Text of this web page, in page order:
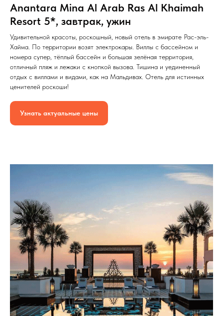
Anantara Mina Al Arab Ras Al Khaimah
Resort 5*, завтрак, ужин
Удивительной красоты, роскошный, новый отель в эмирате Рас-эль-
Хайма. По территории возят электрокары. Виллы с бассейном и
номера супер, тёплый бассейн и большая зелёная территория,
отличный пляж и лежаки с кнопкой вызова. Тишина и уединенный
отдых с виллами и видами, как на Мальдивах. Отель для истинных
ценителей роскоши!
Узнать актуальные цены